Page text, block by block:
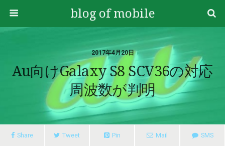
blog of mobile
2017年4月20日
Au向けGalaxy S8 SCV36の対応
周波数が判明
Share Tweet Pin Mail SMS